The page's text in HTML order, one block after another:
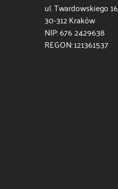
ul. Twardowskiego 16
30-312 Kraków
NIP: 676 2429638
REGON: 121361537